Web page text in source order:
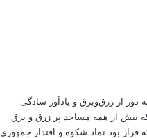
به دور از زرق‌وبرق و یادآور سادگی
بیش از همه مساجد پر زرق و برق
بود نماد شکوه و اقتدار جمهوری